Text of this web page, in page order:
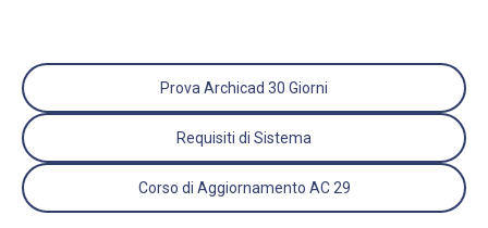
Prova Archicad 30 Giorni
Requisiti di Sistema
Corso di Aggiornamento AC 29